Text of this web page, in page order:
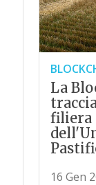
La
filiera
16 Gen